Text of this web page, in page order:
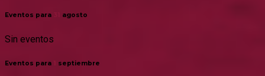
Eventos para agosto
Sin eventos
Eventos para septiembre